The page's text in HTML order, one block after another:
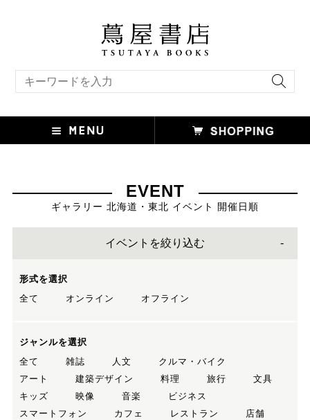
EVENT
ギャラリー 北海道・東北 イベント 開催日順
イベントを絞り込む
形式を選択
全て
オンライン オフライン
ジャンルを選択
全て
雑誌 人文
クルマ・バイク
アート
建築デザイン 料理 旅行
文具
キッズ
映像 音楽
ビジネス
スマートフォン
カフェ レストラン
店舗